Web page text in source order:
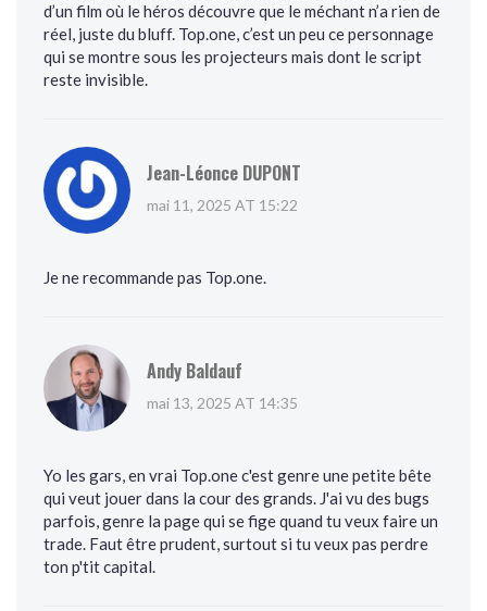
d’un film où le héros découvre que le méchant n’a rien de
réel, juste du bluff. Top.one, c’est un peu ce personnage
qui se montre sous les projecteurs mais dont le script
reste invisible.
Jean-Léonce DUPONT
mai 11, 2025 AT 15:22
Je ne recommande pas Top.one.
Andy Baldauf
mai 13, 2025 AT 14:35
Yo les gars, en vrai Top.one c'est genre une petite bête
qui veut jouer dans la cour des grands. J'ai vu des bugs
parfois, genre la page qui se fige quand tu veux faire un
trade. Faut être prudent, surtout si tu veux pas perdre
ton p'tit capital.